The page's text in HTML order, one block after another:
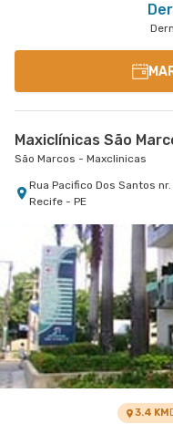
Maxiclínicas São
São Marcos - Maxclinicas
Rua Pacifico Dos Santos
Recife - PE
3.4 KM